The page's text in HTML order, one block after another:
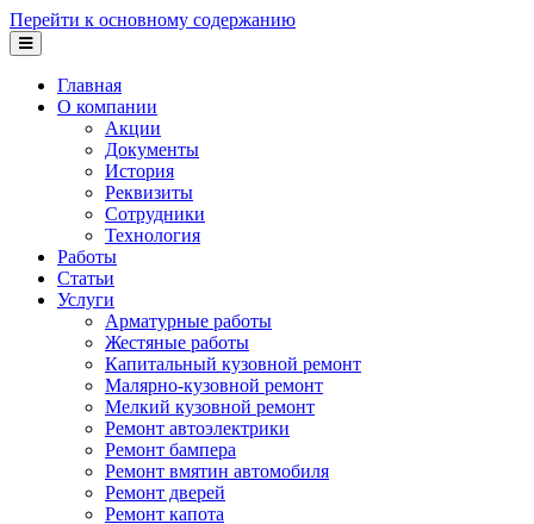
Перейти к основному содержанию
Главная
О компании
Акции
Документы
История
Реквизиты
Сотрудники
Технология
Работы
Статьи
Услуги
Арматурные работы
Жестяные работы
Капитальный кузовной ремонт
Малярно-кузовной ремонт
Мелкий кузовной ремонт
Ремонт автоэлектрики
Ремонт бампера
Ремонт вмятин автомобиля
Ремонт дверей
Ремонт капота